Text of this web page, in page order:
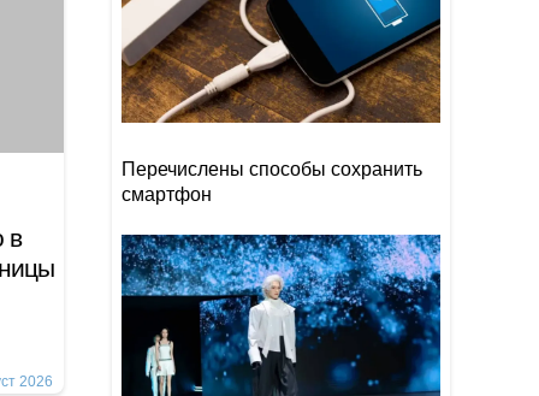
в
2026
Перечислены способы сохранить
смартфон